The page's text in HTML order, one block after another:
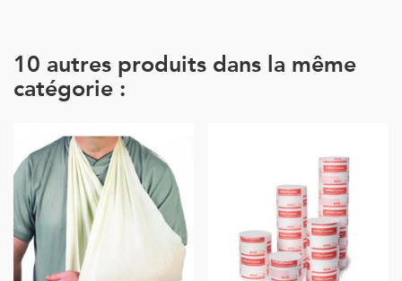
10 autres produits dans la même
catégorie :